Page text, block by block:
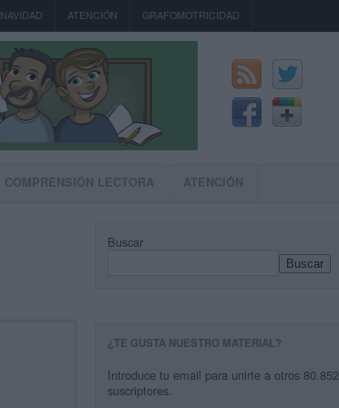
NAVIDAD ATENCIÓN GRAFOMOTRICIDAD
COMPRENSIÓN LECTORA ATENCIÓN
Buscar
Buscar
¿TE GUSTA NUESTRO MATERIAL?
Introduce tu email para unirte a otros 80.852
suscriptores.